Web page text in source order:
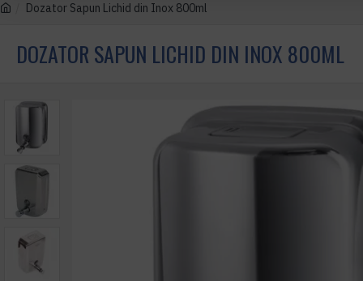
Dozator Sapun Lichid din Inox 800ml
DOZATOR SAPUN LICHID DIN INOX 800ML